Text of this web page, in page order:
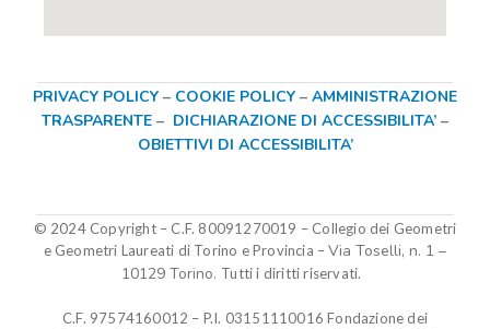
PRIVACY POLICY – COOKIE POLICY – AMMINISTRAZIONE
TRASPARENTE – DICHIARAZIONE DI ACCESSIBILITA’ –
OBIETTIVI DI ACCESSIBILITA’
© 2024 Copyright – C.F. 80091270019 – Collegio dei Geometri
e Geometri Laureati di Torino e Provincia –Via Toselli, n. 1 –
10129 Torino. Tutti i diritti riservati.
C.F. 97574160012 – P.I. 03151110016Fondazione dei